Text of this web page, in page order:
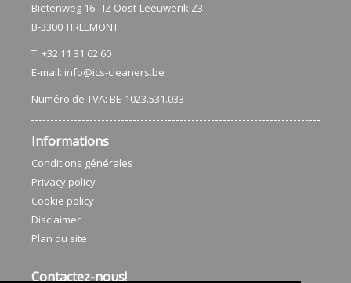
Bietenweg 16 - IZ Oost-Leeuwerik Z3
​B-3300 TIRLEMONT
T: +32 11 31 62 60
E-mail: info@ics-cleaners.be
Numéro de TVA: BE-1023.531.033
Informations
Conditions générales
Privacy policy
Cookie policy
Disclaimer
Plan du site
Contactez-nous!